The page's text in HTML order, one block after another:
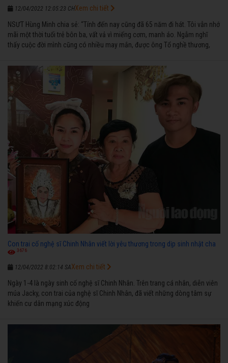
12/04/2022 12:05:23 CH
NSƯT Hùng Minh chia sẻ: “Tính đến nay cũng đã 65 năm đi hát. Tôi vẫn nhớ
mãi một thời tuổi trẻ bôn ba, vất vả vì miếng cơm, manh áo. Ngẫm nghĩ
thấy cuộc đời mình cũng có nhiều may mắn, được ông Tổ nghề thương,
ngược nhận được những cơ may để từng bước thành danh với nghiệp ca
diễn”.
Xem chi tiết
Con trai cố nghệ sĩ Chinh Nhân viết lời yêu thương trong dịp sinh nhật cha
3676
12/04/2022 8:02:14 SA
Ngày 1-4 là ngày sinh cố nghệ sĩ Chinh Nhân. Trên trang cá nhân, diễn viên
múa Jacky, con trai của nghệ sĩ Chinh Nhân, đã viết những dòng tâm sự
khiến cư dân mạng xúc động
Xem chi tiết